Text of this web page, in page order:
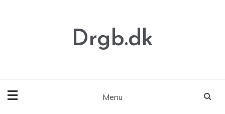
Drgb.dk
Menu